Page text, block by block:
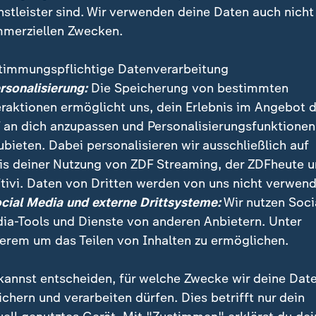
sind in Kiew mehrere Menschen getötet
Russland nach eigenen Angaben eine
ein.
sind. Wir verwenden deine Daten auch nicht
Zwecken.
Datenverarbeitung
Die Speicherung von bestimmten
ermöglicht uns, dein Erlebnis im Angebot
an dich anzupassen und Personalisierungsfunktionen
Dabei personalisieren wir ausschließlich auf
deiner Nutzung von ZDF Streaming, der ZDFheute
Daten von Dritten werden von uns nicht
Media und externe Drittsysteme:Wir nutzen
Tools und Dienste von anderen Anbietern. Unter
um das Teilen von Inhalten zu ermöglichen.
entscheiden, für welche Zwecke wir deine
und verarbeiten dürfen. Dies betrifft nur dein